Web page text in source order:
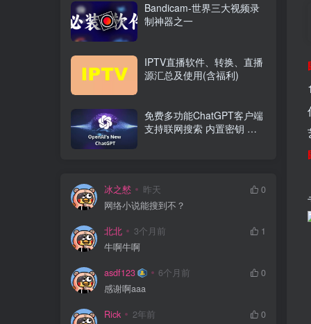
Bandicam-世界三大视频录
制神器之一
IPTV直播软件、转换、直播
源汇总及使用(含福利)
免费多功能ChatGPT客户端
支持联网搜索 内置密钥 可AI
冰之憖 昨天
0
网络小说能搜到不？
北北 3个月前
1
牛啊牛啊
asdf123 6个月前
0
感谢啊aaa
Rick 2年前
0